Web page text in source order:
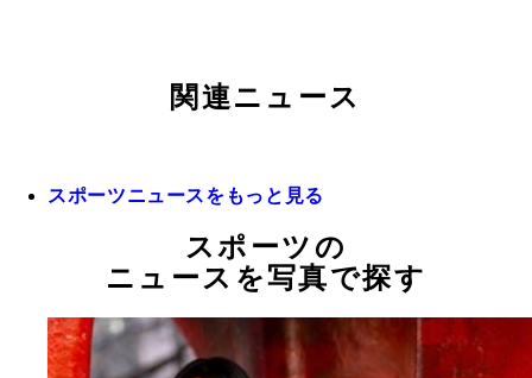
関連ニュース
スポーツニュースをもっと見る
スポーツの
ニュースを写真で探す